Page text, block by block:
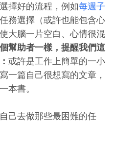
擇好的流程，例如每週子
務選擇（或許也能包含心
大腦一片空白、心情很混
幫助者一樣，提醒我們這
或許是工作上簡單的一小
一篇自己很想寫的文章，
本書。
己去做那些最困難的任